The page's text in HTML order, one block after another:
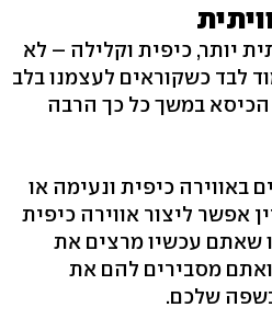
יותר, כיפית וקלילה – לא
לבד כשקוראים לעצמנו בלב
במשך כל כך הרבה
באווירה כיפית ונעימה או
אפשר ליצור אווירה כיפית
שאתם עכשיו מרצים את
מסבירים להם את
שלכם.